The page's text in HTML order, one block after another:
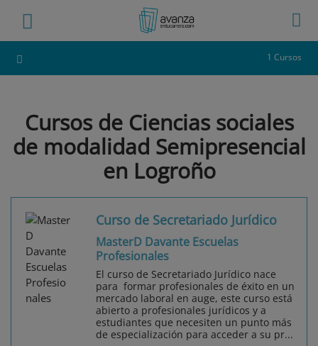
1 Cursos
Cursos de Ciencias sociales
de modalidad Semipresencial
en Logroño
Curso de Secretariado Jurídico
MasterD Davante Escuelas
Profesionales
El curso de Secretariado Jurídico nace
para formar profesionales de éxito en un
mercado laboral en auge, este curso está
abierto a profesionales jurídicos y a
estudiantes que necesiten un punto más
de especialización para acceder a su pr...